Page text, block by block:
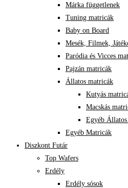
Márka függetlenek
Tuning matricák
Baby on Board
Mesék, Filmek,
Paródia és Vicces
Pajzán matricák
Állatos matricák
Kutyás
Macskás
Egyéb
Egyéb Matricák
Diszkont Futár
Top Wafers
Erdély
Erdély sósok